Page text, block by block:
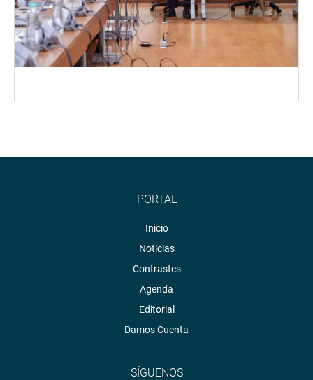
PORTAL
Inicio
Noticias
Contrastes
Agenda
Editorial
Damos Cuenta
SÍGUENOS